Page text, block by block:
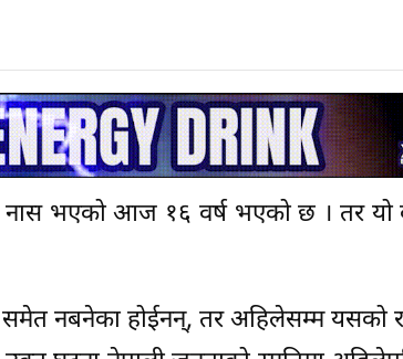
नास भएको आज १६ वर्ष भएको छ । तर
समेत नबनेका होईनन्, तर अहिलेसम्म यसको